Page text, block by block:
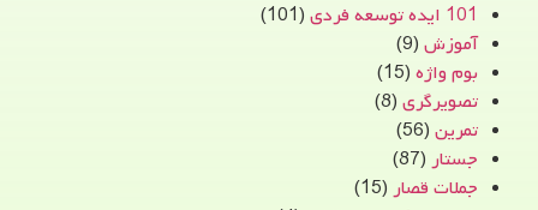
101 ایده توسعه فردی
(101)
آموزش (9)
بوم واژه (15)
تصویرگری (8)
تمرین (56)
جستار (87)
جملات قصار (15)